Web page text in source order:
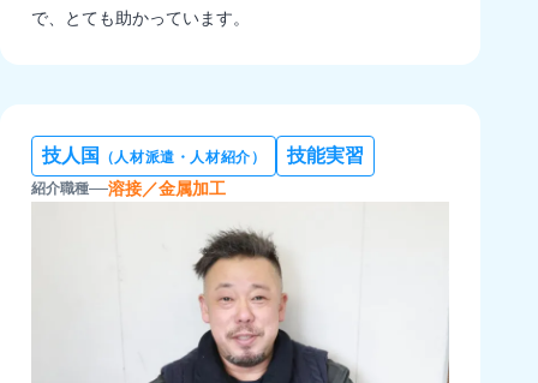
で、とても助かっています。
技人国 （人材派遣・人材紹介） 技能実習
紹介職種 溶接／金属加工